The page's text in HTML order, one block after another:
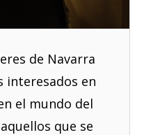
de Navarra
interesados en
el mundo del
que se